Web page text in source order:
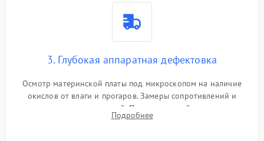
3. Глубокая аппаратная дефектовка
Осмотр материнской платы под микроскопом на наличие
окислов от влаги и прогаров. Замеры сопротивлений и
дежурных напряжений. Проверка цепей питания,
мультиконтроллера, процессора и видеочипа.
Подробнее